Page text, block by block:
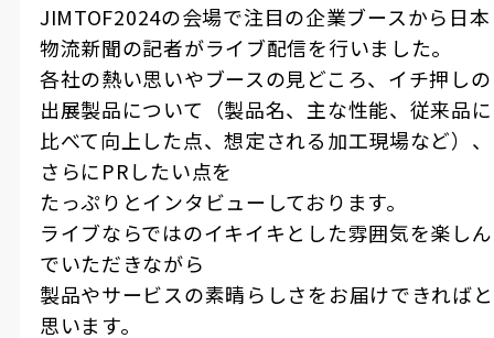
JIMTOF2024の会場で注目の企業ブースから日本
物流新聞の記者がライブ配信を行いました。
各社の熱い思いやブースの見どころ、イチ押しの
出展製品について（製品名、主な性能、従来品に
比べて向上した点、想定される加工現場など）、
さらにPRしたい点を
たっぷりとインタビューしております。
ライブならではのイキイキとした雰囲気を楽しん
でいただきながら
製品やサービスの素晴らしさをお届けできればと
思います。